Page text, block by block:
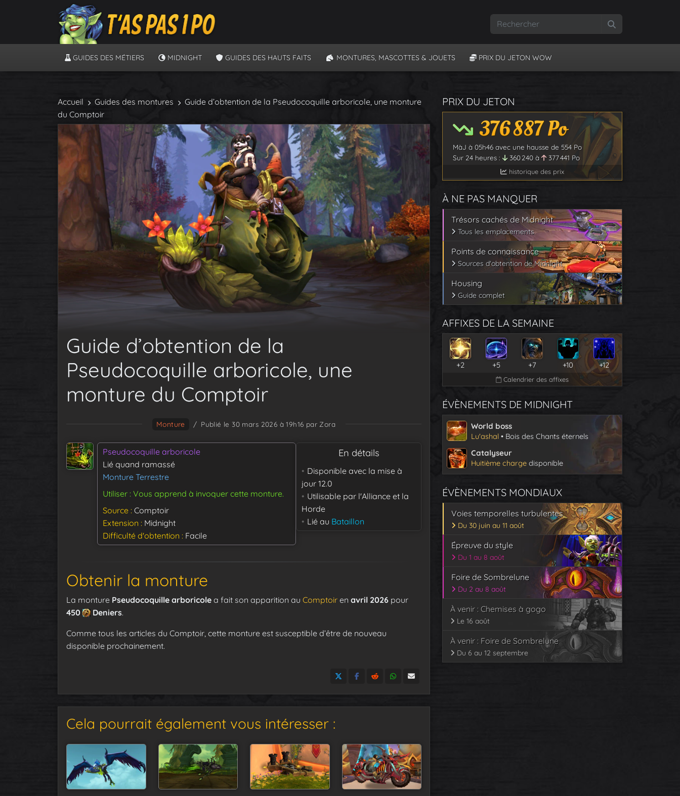
GUIDES DES MÉTIERS MIDNIGHT GUIDES DES HAUTS FAITS MONTURES, MASCOTTES & JOUETS PRIX DU JETON WOW
Accueil Guides des montures
Guide d’obtention de la Pseudocoquille arboricole, une monture
du Comptoir
Guide d’obtention de la
Pseudocoquille arboricole, une
monture du Comptoir
Monture / Publié le 30 mars 2026 à 19h16 par Zora
Pseudocoquille arboricole
Lié quand ramassé
Monture Terrestre
Utiliser : Vous apprend à invoquer cette monture.
Source Comptoir
Extension
Midnight
Difficulté d'obtention
Facile
En détails
Disponible avec la mise à
jour 12.0
Utilisable par l'Alliance et la
Horde
Lié au Bataillon
Obtenir la monture
La monture Pseudocoquille arboricole a fait son apparition au Comptoir en avril 2026 pour
450
Deniers.
Comme tous les articles du Comptoir, cette monture est susceptible d’être de nouveau
disponible prochainement.
Cela pourrait également vous intéresser :
PRIX DU JETON
376 887Po
MàJ à 05h46 avec une hausse de 554 Po
Sur 24 heures :
360 240 à 377 441 Po
historique des prix
À NE PAS MANQUER
Trésors cachés de Midnight
Tous les emplacements
Points de connaissance
Sources d'obtention de Midnight
Housing
Guide complet
AFFIXES DE LA SEMAINE
+2 +5 +7 +10 +12
Calendrier des affixes
ÉVÈNEMENTS DE MIDNIGHT
World boss
Lu'ashal • Bois des Chants éternels
Catalyseur
Huitième charge disponible
ÉVÈNEMENTS MONDIAUX
Voies temporelles turbulentes
Du 30 juin au 11 août
Épreuve du style
Du 1 au 8 août
Foire de Sombrelune
Du 2 au 8 août
À venir : Chemises à gogo
Le 16 août
À venir : Foire de Sombrelune
Du 6 au 12 septembre